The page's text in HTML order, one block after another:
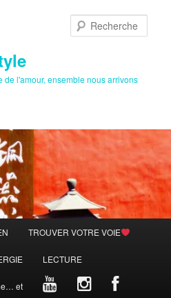
de l'amour, ensemble nous arrivons
TROUVER VOTRE VOIE
LECTURE
et